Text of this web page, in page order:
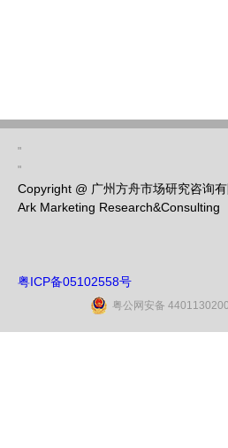
"
"
Copyright @ 广州方舟市场研究咨询
Ark Marketing Research&Consulting
粤ICP备05102558号
粤公网安备